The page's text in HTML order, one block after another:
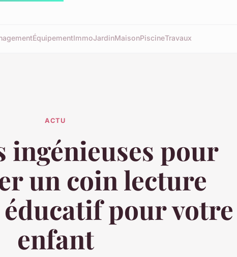
ÉquipementImmoJardinMaisonPiscineTravaux
ACTU
ingénieuses pour
un coin lecture
pour votre
enfant